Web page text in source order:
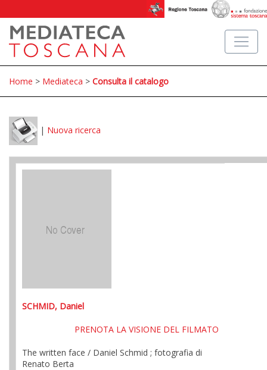
Home > Mediateca > Consulta il catalogo
| Nuova ricerca
SCHMID, Daniel
PRENOTA LA VISIONE DEL FILMATO
The written face / Daniel Schmid ; fotografia di
Renato Berta